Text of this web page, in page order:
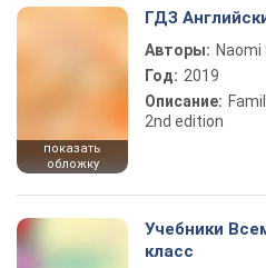
показать
обложку
ГДЗ
Авторы:
Год: 2019
Описание:
2nd edition
Учебники
класс